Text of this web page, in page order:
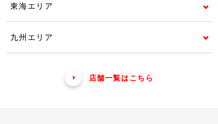
東海エリア
九州エリア
店舗一覧はこちら